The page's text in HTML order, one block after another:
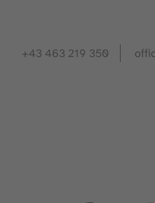
+43 463 219 350